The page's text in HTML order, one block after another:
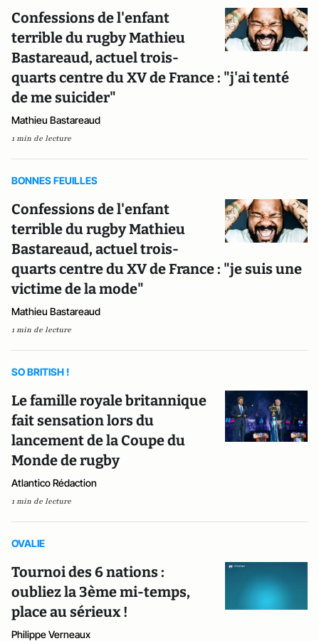
Confessions de l'enfant
terrible du rugby Mathieu
Bastareaud, actuel trois-
quarts centre du XV de France : "j'ai tenté
de me suicider"
Mathieu Bastareaud
1 min de lecture
BONNES FEUILLES
Confessions de l'enfant
terrible du rugby Mathieu
Bastareaud, actuel trois-
quarts centre du XV de France : "je suis une
victime de la mode"
Mathieu Bastareaud
1 min de lecture
SO BRITISH !
Le famille royale britannique
fait sensation lors du
lancement de la Coupe du
Monde de rugby
Atlantico Rédaction
1 min de lecture
OVALIE
Tournoi des 6 nations :
oubliez la 3ème mi-temps,
place au sérieux !
Philippe Verneaux